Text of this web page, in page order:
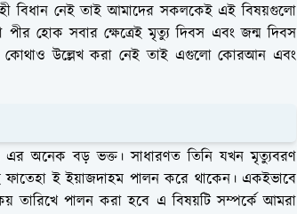
বিধান নেই তাই আমাদের সকলকেই এই বিষয়গুলো
পীর হোক সবার ক্ষেত্রেই মৃত্যু দিবস এবং জন্ম দিবস
কোথাও উল্লেখ করা নেই তাই এগুলো কোরআন এবং
অনেক বড় ভক্ত। সাধারণত তিনি যখন মৃত্যুবরণ
ফাতেহা ই ইয়াজদাহম পালন করে থাকেন। একইভাবে
তারিখে পালন করা হবে এ বিষয়টি সম্পর্কে আমরা